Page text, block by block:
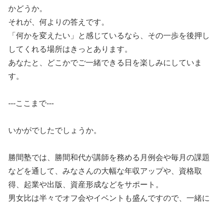
かどうか。
それが、何よりの答えです。
「何かを変えたい」と感じているなら、その一歩を後押し
してくれる場所はきっとあります。
あなたと、どこかでご一緒できる日を楽しみにしていま
す。
---ここまで---
いかがでしたでしょうか。
勝間塾では、勝間和代が講師を務める月例会や毎月の課題
などを通して、みなさんの大幅な年収アップや、資格取
得、起業や出版、資産形成などをサポート。
男女比は半々でオフ会やイベントも盛んですので、一緒に